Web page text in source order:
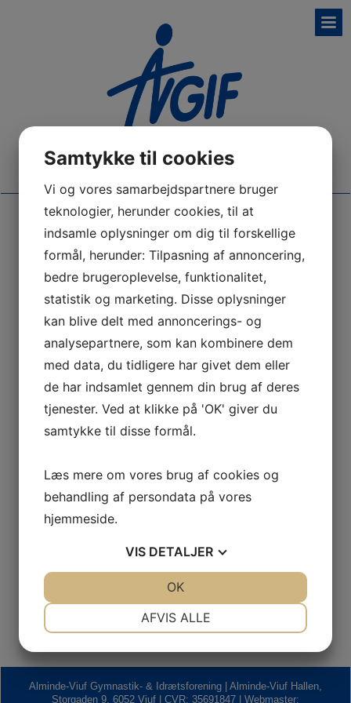
Booking
Alle bestyrelsesmedlemmer under AVGIFs afdeilinger, kan
medlemslogin.
Øvrige foreningsrepræsentanter skal være oprettet her:
Book
Sponsorer
Alminde-Viuf Gymnastik- & Idrætsforening | Alminde-Viuf Hallen,
Storgaden 9, 6052 Viuf | CVR: 35691847 | Webmaster:
Samtykke til cookies
Vi og vores samarbejdspartnere bruger
teknologier, herunder cookies, til at
indsamle oplysninger om dig til forskellige
formål, herunder: Tilpasning af annoncering,
bedre brugeroplevelse, funktionalitet,
statistik og marketing. Disse oplysninger
kan blive delt med annoncerings- og
analysepartnere, som kan kombinere dem
med data, du tidligere har givet dem eller
de har indsamlet gennem din brug af deres
tjenester. Ved at klikke på 'OK' giver du
samtykke til disse formål.
Læs mere om vores brug af cookies og
behandling af persondata på vores
hjemmeside.
VIS DETALJER
MARKETING STATISTIK
AFVIS ALLE
OK